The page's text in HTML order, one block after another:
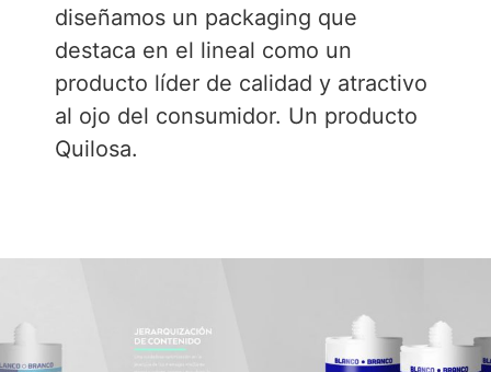
diseñamos un packaging que
destaca en el lineal como un
producto líder de calidad y atractivo
al ojo del consumidor. Un producto
Quilosa.